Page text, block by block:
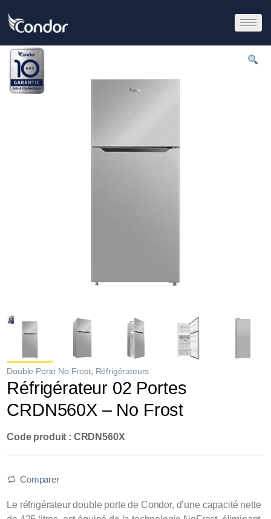
Double Porte No Frost, Réfrigérateurs
Réfrigérateur 02 Portes
CRDN560X – No Frost
Code produit : CRDN560X
Comparer
Le réfrigérateur double porte de Condor, d’une capacité nette